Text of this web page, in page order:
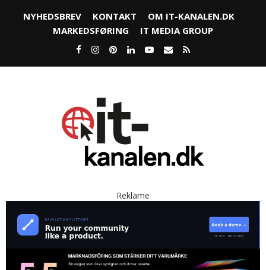
NYHEDSBREV KONTAKT
OM IT-KANALEN.DK
MARKEDSFØRING
IT MEDIA GROUP
Reklame